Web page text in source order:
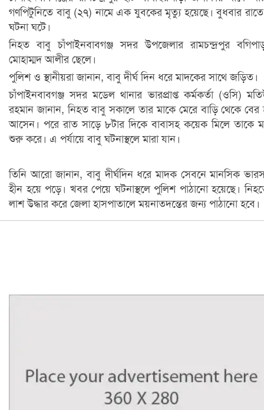
গণপিটুনিতে বাবু (২৭) নামে এক যুবকের মৃত্যু হয়েছে। বুধবার
ঘটনা ঘটে।
নিহত বাবু চাঁপাইনবাবগঞ্জ সদর উপজেলার রামচন্দ্রপুর
মোহাম্মদ আলীর ছেলে।
পুলিশ ও স্থানীয়রা জানান, বাবু দীর্ঘ দিন ধরে মাদকের সাথে জড়িত।
চাঁপাইনবাবগঞ্জ সদর মডেল থানার ভারপ্রাপ্ত কর্মকর্তা (ওসি)
রহমান জানান, নিহত বাবু সকালে তার মাকে মেরে বাড়ি থেকে বের
আসেন। পরে রাত সাড়ে ৮টার দিকে বাবাসহ কয়েক মিলে তাকে
শুরু করে। এ পর্যায়ে বাবু ঘটনাস্থলে মারা যান।
তিনি আরো জানান, বাবু দীর্ঘদিন ধরে মাদক সেবনে মানসিক
হীন হয়ে পড়ে। খবর পেয়ে ঘটনাস্থলে পুলিশ পাঠানো হয়েছে।
লাশ উদ্ধার করে জেলা হাসপাতালে ময়নাতদন্তের জন্য পাঠানো হবে।